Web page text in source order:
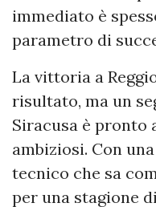
immediato è
parametro di
La vittoria a
risultato, ma un
Siracusa è
ambiziosi. Con
tecnico che sa
per una stagione